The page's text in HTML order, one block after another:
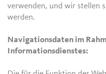
verwenden, und wir stellen
werden.
Navigationsdaten im
Informationsdienstes: